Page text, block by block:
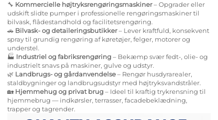
🔧 Kommercielle højtryksrengøringsmaskiner– Opgrader eller
udskift slidte pumper i professionelle rengøringsmaskiner til
bilvask, flådestandhold og facilitetsrengøring.
🚗 Bilvask- og detaileringsbutikker– Lever kraftfuld, konsekvent
spray til grundig rengøring af køretøjer, felger, motorer og
understel.
🏭 Industriel og fabriksrengøring– Bekæmp svær fedt-, olie- og
industrielt snavs på maskiner, gulve og udstyr.
🌿 Landbrugs- og gårdanvendelse– Rengør husdyrarealer,
staldbygninger og landbrugsudstyr med højtryksvandstråler.
🏡 Hjemmehug og privat brug– Ideel til kraftig trykrensning til
hjemmebrug — indkørsler, terrasser, facadebeklædning,
trapper og tagrender.